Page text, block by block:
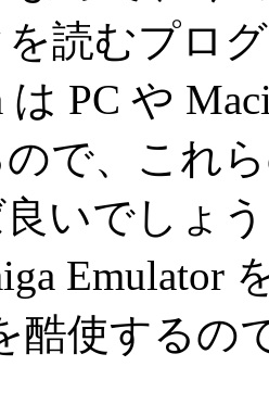
読むプロ
は PC や
で、これ
いでしょ
Emulator
酷使するの